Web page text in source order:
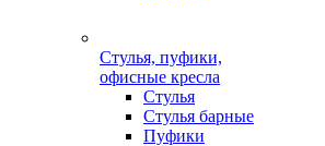
Стулья, пуфики,
офисные кресла
Стулья
Стулья барные
Пуфики